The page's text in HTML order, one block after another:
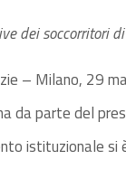
dei soccorritori
– Milano, 29
da parte del
istituzionale si